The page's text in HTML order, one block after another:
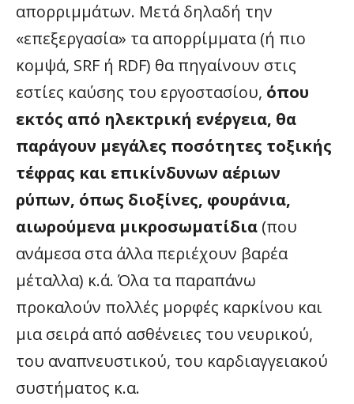
απορριμμάτων. Μετά δηλαδή την
«επεξεργασία» τα απορρίμματα (ή πιο
κομψά, SRF ή RDF) θα πηγαίνουν στις
εστίες καύσης του εργοστασίου, όπου
εκτός από ηλεκτρική ενέργεια, θα
παράγουν μεγάλες ποσότητες τοξικής
τέφρας και επικίνδυνων αέριων
ρύπων, όπως διοξίνες, φουράνια,
αιωρούμενα μικροσωματίδια (που
ανάμεσα στα άλλα περιέχουν βαρέα
μέταλλα) κ.ά. Όλα τα παραπάνω
προκαλούν πολλές μορφές καρκίνου και
μια σειρά από ασθένειες του νευρικού,
του αναπνευστικού, του καρδιαγγειακού
συστήματος κ.α.